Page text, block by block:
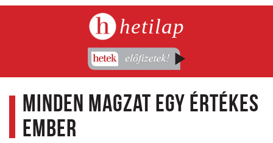
hetilap
Minden magzat egy értékes
ember